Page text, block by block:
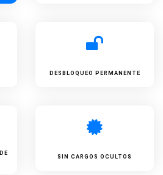
DESBLOQUEO PERMANENTE
SIN CARGOS OCULTOS